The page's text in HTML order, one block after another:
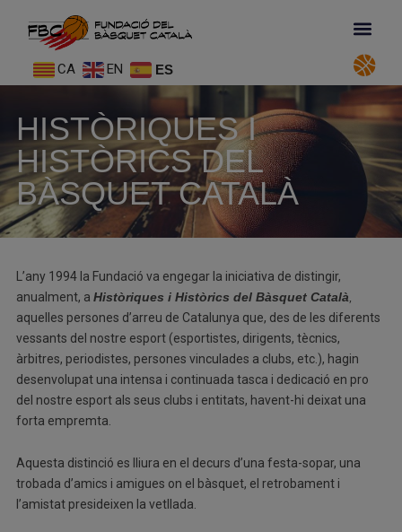
CA EN ES
HISTÒRIQUES I
HISTÒRICS DEL
BÀSQUET CATALÀ
L’any 1994 la Fundació va engegar la iniciativa de distingir,
anualment, a Històriques i Històrics del Bàsquet Català,
aquelles persones d’arreu de Catalunya que, des de les diferents
vessants del nostre esport (esportistes, dirigents, tècnics,
àrbitres, periodistes, persones vinculades a clubs, etc.), hagin
desenvolupat una intensa i continuada tasca i dedicació en pro
del nostre esport als seus clubs i entitats, havent-hi deixat una
forta empremta.
Aquesta distinció es lliura en el decurs d’una festa-sopar, una
trobada d’amics i amigues on el bàsquet, el retrobament i
l’amistat presideixen la vetllada.